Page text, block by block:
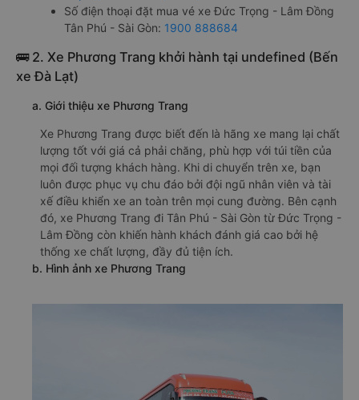
Số điện thoại đặt mua vé xe Đức Trọng - Lâm Đồng
Tân Phú - Sài Gòn: 1900 888684
🚌 2. Xe Phương Trang khởi hành tại undefined (Bến
xe Đà Lạt)
a. Giới thiệu xe Phương Trang
Xe Phương Trang được biết đến là hãng xe mang lại chất
lượng tốt với giá cả phải chăng, phù hợp với túi tiền của
mọi đối tượng khách hàng. Khi di chuyển trên xe, bạn
luôn được phục vụ chu đáo bởi đội ngũ nhân viên và tài
xế điều khiển xe an toàn trên mọi cung đường. Bên cạnh
đó, xe Phương Trang đi Tân Phú - Sài Gòn từ Đức Trọng -
Lâm Đồng còn khiến hành khách đánh giá cao bởi hệ
thống xe chất lượng, đầy đủ tiện ích.
b. Hình ảnh xe Phương Trang